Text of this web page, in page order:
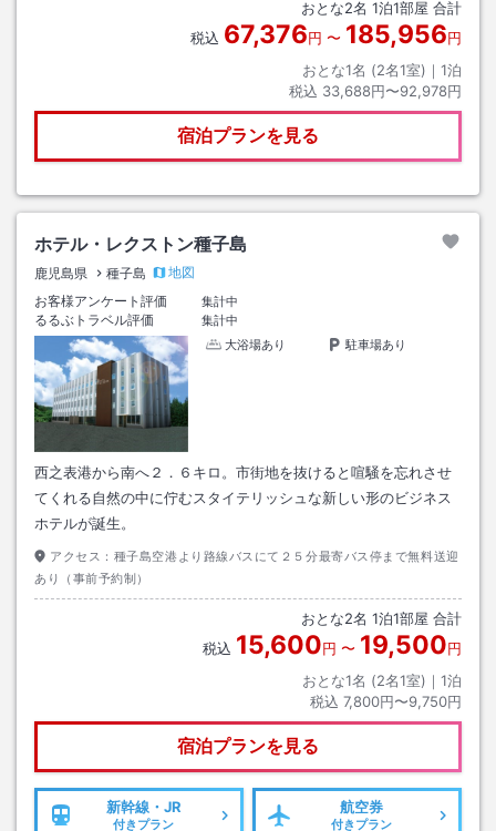
おとな2名 1泊1部屋 合計
税込 67,376円 〜 185,956円
おとな1名 (2名1室)｜ 1泊
税込 33,688円〜92,978円
宿泊プランを見る
ホテル・レクストン種子島
鹿児島県 種子島
地図
お客様アンケート評価
集計中
るるぶトラベル評価
集計中
大浴場あり
駐車場あり
西之表港から南へ２．６キロ。市街地を抜けると喧騒を忘れさせ
てくれる自然の中に佇むスタイテリッシュな新しい形のビジネス
ホテルが誕生。
アクセス： 種子島空港より路線バスにて２５分最寄バス停まで無料送迎
あり（事前予約制）
おとな2名 1泊1部屋 合計
税込 15,600円 〜 19,500円
おとな1名 (2名1室)｜ 1泊
税込 7,800円〜9,750円
宿泊プランを見る
新幹線・JR
付きプラン
航空券
付きプラン